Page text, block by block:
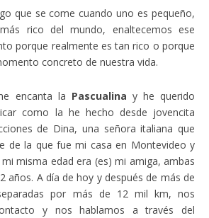
que se come cuando uno es pequeño,
rico del mundo, enaltecemos ese
porque realmente es tan rico o porque
concreto de nuestra vida.
encanta la Pascualina y he querido
como la he hecho desde jovencita
de Dina, una señora italiana que
de la que fue mi casa en Montevideo y
misma edad era (es) mi amiga, ambas
años. A día de hoy y después de más de
por más de 12 mil km, nos
y nos hablamos a través del